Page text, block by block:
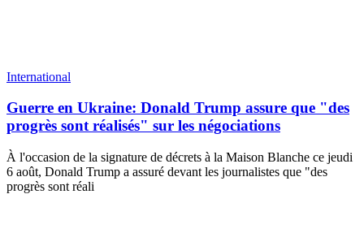
International
Guerre en Ukraine: Donald Trump assure que "des
progrès sont réalisés" sur les négociations
À l'occasion de la signature de décrets à la Maison Blanche ce jeudi
6 août, Donald Trump a assuré devant les journalistes que "des
progrès sont réali